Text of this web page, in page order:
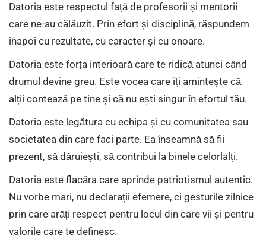
Datoria este respectul față de profesorii și mentorii
care ne-au călăuzit. Prin efort și disciplină, răspundem
înapoi cu rezultate, cu caracter și cu onoare.
Datoria este forța interioară care te ridică atunci când
drumul devine greu. Este vocea care îți amintește că
alții contează pe tine și că nu ești singur în efortul tău.
Datoria este legătura cu echipa și cu comunitatea sau
societatea din care faci parte. Ea înseamnă să fii
prezent, să dăruiești, să contribui la binele celorlalți.
Datoria este flacăra care aprinde patriotismul autentic.
Nu vorbe mari, nu declarații efemere, ci gesturile zilnice
prin care arăți respect pentru locul din care vii și pentru
valorile care te definesc.